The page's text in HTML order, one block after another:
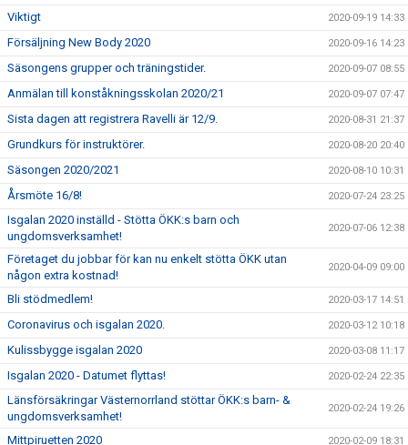
Viktigt 2020-09-19 14:33
Försäljning New Body 2020 2020-09-16 14:23
Säsongens grupper och träningstider. 2020-09-07 08:55
Anmälan till konståkningsskolan 2020/21 2020-09-07 07:47
Sista dagen att registrera Ravelli är 12/9. 2020-08-31 21:37
Grundkurs för instruktörer. 2020-08-20 20:40
Säsongen 2020/2021 2020-08-10 10:31
Årsmöte 16/8! 2020-07-24 23:25
Isgalan 2020 inställd - Stötta ÖKK:s barn och
ungdomsverksamhet!
2020-07-06 12:38
Företaget du jobbar för kan nu enkelt stötta ÖKK utan
någon extra kostnad!
2020-04-09 09:00
Bli stödmedlem! 2020-03-17 14:51
Coronavirus och isgalan 2020. 2020-03-12 10:18
Kulissbygge isgalan 2020 2020-03-08 11:17
Isgalan 2020 - Datumet flyttas! 2020-02-24 22:35
Länsförsäkringar Västernorrland stöttar ÖKK:s barn- &
ungdomsverksamhet!
2020-02-24 19:26
Mittpiruetten 2020 2020-02-09 18:31